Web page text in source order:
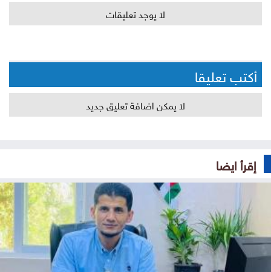
لا يوجد تعليقات
أكتب تعليقا
لا يمكن اضافة تعليق جديد
إقرأ ايضا